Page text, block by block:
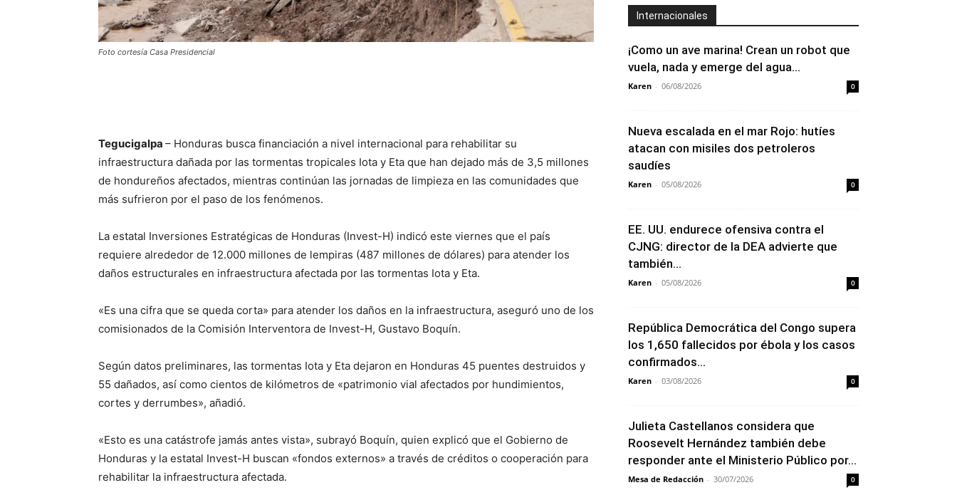
Foto cortesía Casa Presidencial
Tegucigalpa – Honduras busca financiación a nivel internacional para rehabilitar su
infraestructura dañada por las tormentas tropicales Iota y Eta que han dejado más de 3,5 millones
de hondureños afectados, mientras continúan las jornadas de limpieza en las comunidades que
más sufrieron por el paso de los fenómenos.
La estatal Inversiones Estratégicas de Honduras (Invest-H) indicó este viernes que el país
requiere alrededor de 12.000 millones de lempiras (487 millones de dólares) para atender los
daños estructurales en infraestructura afectada por las tormentas Iota y Eta.
«Es una cifra que se queda corta» para atender los daños en la infraestructura, aseguró uno de los
comisionados de la Comisión Interventora de Invest-H, Gustavo Boquín.
Según datos preliminares, las tormentas Iota y Eta dejaron en Honduras 45 puentes destruidos y
55 dañados, así como cientos de kilómetros de «patrimonio vial afectados por hundimientos,
cortes y derrumbes», añadió.
«Esto es una catástrofe jamás antes vista», subrayó Boquín, quien explicó que el Gobierno de
Honduras y la estatal Invest-H buscan «fondos externos» a través de créditos o cooperación para
rehabilitar la infraestructura afectada.
Internacionales
¡Como un ave marina! Crean un robot que
vuela, nada y emerge del agua...
Karen - 06/08/2026 0
Nueva escalada en el mar Rojo: hutíes
atacan con misiles dos petroleros
saudíes
Karen - 05/08/2026 0
EE. UU. endurece ofensiva contra el
CJNG: director de la DEA advierte que
también...
Karen - 05/08/2026 0
República Democrática del Congo supera
los 1,650 fallecidos por ébola y los casos
confirmados...
Karen - 03/08/2026 0
Julieta Castellanos considera que
Roosevelt Hernández también debe
responder ante el Ministerio Público por...
Mesa de Redacción - 30/07/2026 0